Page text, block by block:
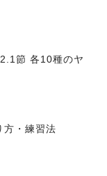
節 各10種のヤ
方・練習法